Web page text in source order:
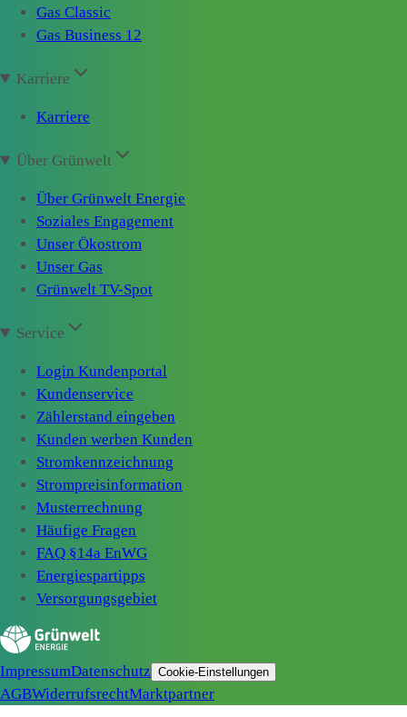
Gas Classic
Gas Business 12
Karriere
Karriere
Über Grünwelt
Über Grünwelt Energie
Soziales Engagement
Unser Ökostrom
Unser Gas
Grünwelt TV-Spot
Service
Login Kundenportal
Kundenservice
Zählerstand eingeben
Kunden werben Kunden
Stromkennzeichnung
Strompreisinformation
Musterrechnung
Häufige Fragen
FAQ §14a EnWG
Energiespartipps
Versorgungsgebiet
ImpressumDatenschutz Cookie-Einstellungen
AGBWiderrufsrechtMarktpartner